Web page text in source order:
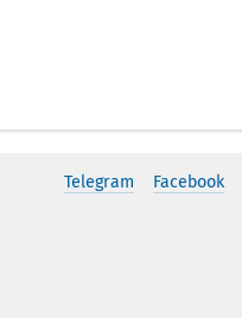
Telegram Facebook